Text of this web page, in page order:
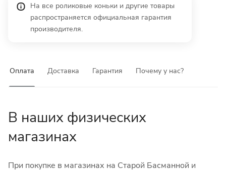
На все роликовые коньки и другие товары
распространяется официальная гарантия
производителя.
Оплата Доставка Гарантия Почему у нас?
В наших физических
магазинах
При покупке в магазинах на Старой Басманной и